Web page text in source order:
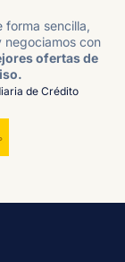
forma sencilla,
negociamos con
ofertas de
de Crédito